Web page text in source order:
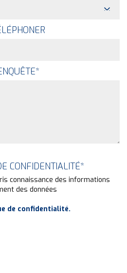
*
CONFIDENTIALITÉ*
connaissance des informations
des données
de confidentialité.